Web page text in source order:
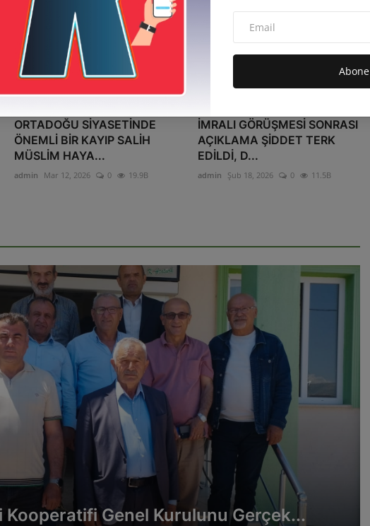
Abone
ORTADOĞU SİYASETİNDE
ÖNEMLİ BİR KAYIP SALİH
MÜSLİM HAYA...
admin Mar 12, 2026 0 19.9B
İMRALI GÖRÜŞMESİ SONRASI
AÇIKLAMA ŞİDDET TERK
EDİLDİ, D...
admin Şub 18, 2026 0 11.5B
Kooperatifi Genel Kurulunu Gerçek...